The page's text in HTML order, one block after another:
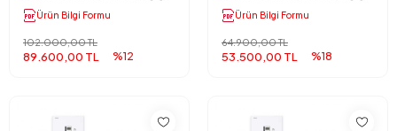
Ürün Bilgi Formu
89.600,00 TL
102.000,00 TL
%12
Ürün Bilgi Formu
53.500,00 TL
64.900,00 TL
%18